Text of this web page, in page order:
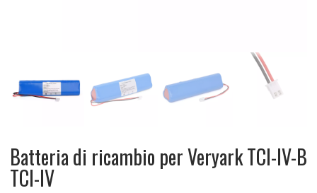
Batteria di ricambio per Veryark TCI-IV-B
TCI-IV